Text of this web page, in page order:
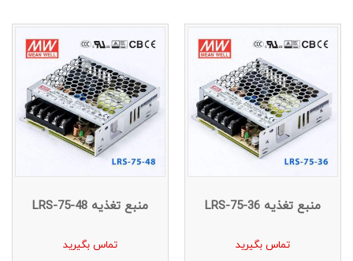
منبع تغذیه LRS-75-36
تماس بگیرید
منبع تغذیه LRS-75-48
تماس بگیرید